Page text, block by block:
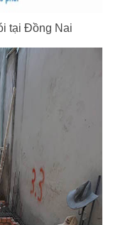
tại Đồng Nai